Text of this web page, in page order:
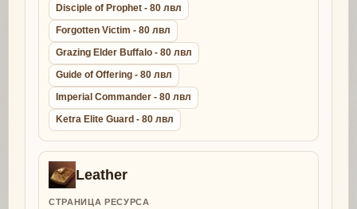
Disciple of Prophet - 80 лвл
Forgotten Victim - 80 лвл
Grazing Elder Buffalo - 80 лвл
Guide of Offering - 80 лвл
Imperial Commander - 80 лвл
Ketra Elite Guard - 80 лвл
Leather
СТРАНИЦА РЕСУРСА